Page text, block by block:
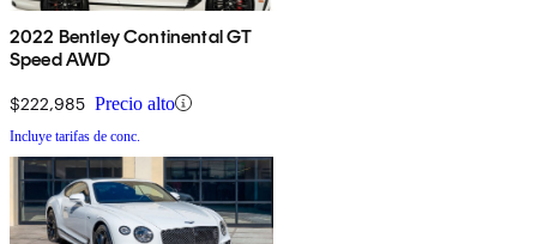
2022 Bentley Continental GT
Speed AWD
$222,985 Precio alto
Incluye tarifas de conc.